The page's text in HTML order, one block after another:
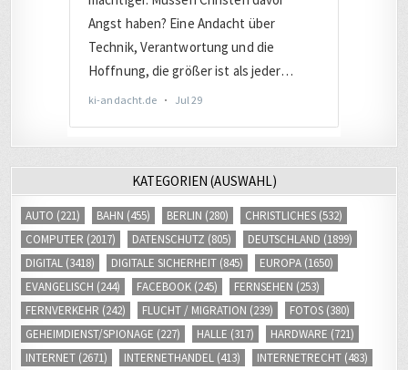
AUTO(221) BAHN(455) BERLIN(280) CHRISTLICHES(532)
COMPUTER
(2017) DATENSCHUTZ (805) DEUTSCHLAND(1899)
DIGITAL (3418) DIGITALE SICHERHEIT(845) EUROPA(1650)
EVANGELISCH (244) FACEBOOK(245) FERNSEHEN(253)
FERNVERKEHR(242) FLUCHT / MIGRATION(239) FOTOS
GEHEIMDIENST/SPIONAGE(227) HALLE (317) HARDWARE(721)
INTERNET(2671) INTERNETHANDEL(413) INTERNETRECHT(483)
ISRAEL(286) JOURNALISMUS(461) JUSTIZ
(1012)